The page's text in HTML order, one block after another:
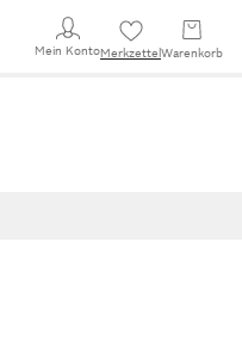
Mein KontoMerkzettel Warenkorb